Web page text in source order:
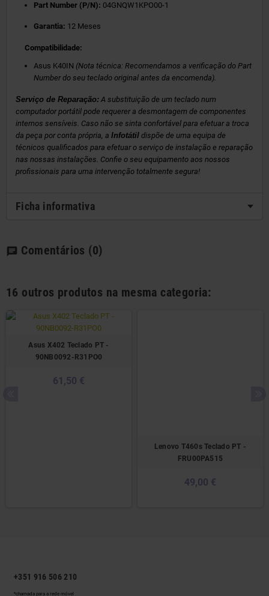
Part Number (P/N): 04GNQW1KPO00-1
Garantia: 12 Meses
Compatibilidade:
Asus K40IN (Nota técnica: Recomendamos a verificação do Part
Number do seu teclado original antes da encomenda).
Serviço de Reparação: A substituição de um teclado num
computador portátil pode requerer a desmontagem de componentes
internos sensíveis. Caso não se sinta confortável para efetuar a troca
da peça por conta própria, a Infotátil dispõe de uma equipa de
técnicos qualificados para efetuar o serviço de instalação e reparação
nas nossas instalações. Confie o seu equipamento aos nossos
profissionais para uma intervenção totalmente segura!
Ficha informativa
chat Comentários (0)
16 outros produtos na mesma categoria:
Asus X402 Teclado PT -
90NB0092-R31PO0
61,50 €
Lenovo T460s Teclado PT -
FRU00PA515
49,00 €
+351 916 506 210
*chamada para a rede móvel